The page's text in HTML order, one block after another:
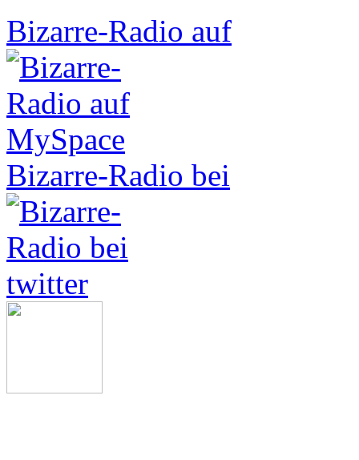
Bizarre-Radio auf
Bizarre-Radio bei